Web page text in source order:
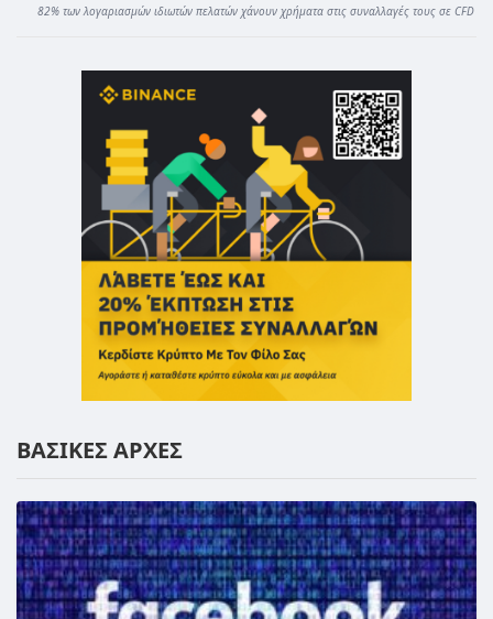
82% των λογαριασμών ιδιωτών πελατών χάνουν χρήματα στις συναλλαγές τους σε CFD
ΒΑΣΙΚΕΣ ΑΡΧΕΣ